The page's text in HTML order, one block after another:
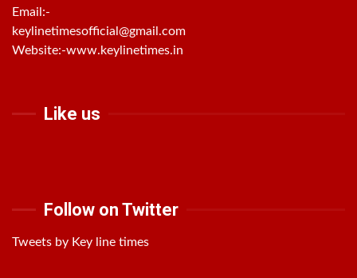
Email:-
keylinetimesofficial@gmail.com
Website:-www.keylinetimes.in
Like us
Follow on Twitter
Tweets by Key line times